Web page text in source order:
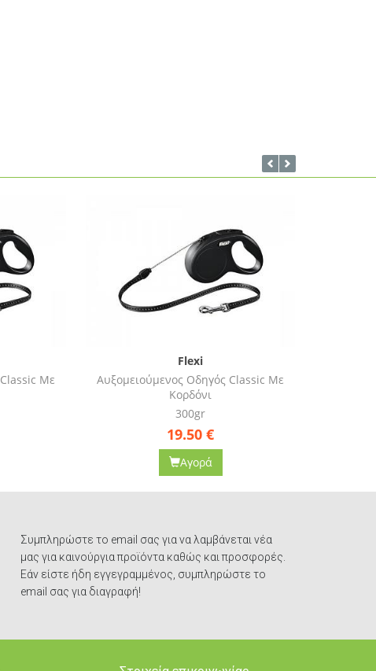
Με
Flexi
Αυξομειούμενος Οδηγός Classic Με
Κορδόνι
300gr
26.50€
Αγορά
Συμπληρώστε το email σας για να λαμβάνεται νέα
μας για καινούργια προϊόντα καθώς και προσφορές.
Εάν είστε ήδη εγγεγραμμένος, συμπληρώστε το
email σας για διαγραφή!